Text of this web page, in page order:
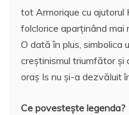
tot Armorique cu ajutorul
folclorice aparţinând mai
O dată în plus, simbolica
creştinismul triumfător şi
oraş Is nu şi-a dezvăluit
Ce povesteşte legenda?